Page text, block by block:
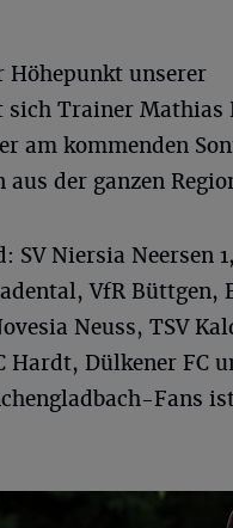
Höhepunkt unserer
sich Trainer Mathias
am kommenden
aus der ganzen
SV Niersia Neersen
VfR
Neuss, TSV
Hardt, Dülkener FC
Fans